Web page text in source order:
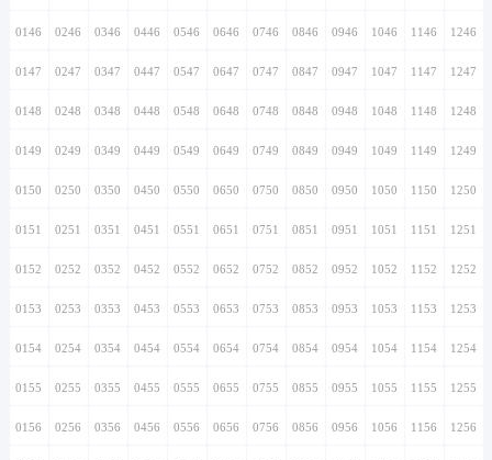
0146 0246 0346 0446 0546 0646 0746 0846 0946 1046 1146 1246
0147 0247 0347 0447 0547 0647 0747 0847 0947 1047 1147 1247
0148 0248 0348 0448 0548 0648 0748 0848 0948 1048 1148 1248
0149 0249 0349 0449 0549 0649 0749 0849 0949 1049 1149 1249
0150 0250 0350 0450 0550 0650 0750 0850 0950 1050 1150 1250
0151 0251 0351 0451 0551 0651 0751 0851 0951 1051 1151 1251
0152 0252 0352 0452 0552 0652 0752 0852 0952 1052 1152 1252
0153 0253 0353 0453 0553 0653 0753 0853 0953 1053 1153 1253
0154 0254 0354 0454 0554 0654 0754 0854 0954 1054 1154 1254
0155 0255 0355 0455 0555 0655 0755 0855 0955 1055 1155 1255
0156 0256 0356 0456 0556 0656 0756 0856 0956 1056 1156 1256